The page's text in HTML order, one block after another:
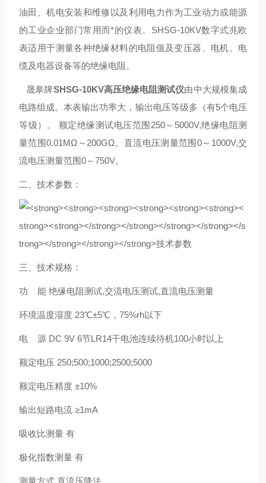
油田、机电安装和维修以及利用电力作为工业动力或能源
的工业企业部门常用而*的仪表。SHSG-10KV数字式兆欧
表适用于测量各种绝缘材料的电阻值及变压器、电机、电
缆及电器设备等的绝缘电阻。
晟皋牌SHSG-10KV高压绝缘电阻测试仪由中大规模集成
电路组成。本表输出功率大，输出电压等级多（有5个电压
等级）。 额定绝缘测试电压范围250～5000V,绝缘电阻测
量范围0.01MΩ～200GΩ。直流电压测量范围0～1000V,交
流电压测量范围0～750V。
二、技术参数：
三、技术规格：
功 能 绝缘电阻测试,交流电压测试,直流电压测量
环境温度湿度 23℃±5℃，75%rh以下
电 源 DC 9V 6节LR14干电池连续待机100小时以上
额定电压 250;500;1000;2500;5000
额定电压精度 ±10%
输出短路电流 ≥1mA
吸收比测量 有
极化指数测量 有
测量方式 直流压降法